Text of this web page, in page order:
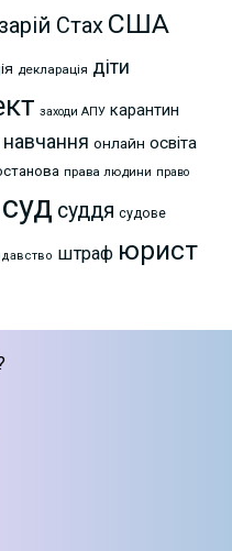
Стах США
декларація діти
заходи АПУ карантин
навчання онлайн освіта
права людини право
суд суддя судове
штраф юрист